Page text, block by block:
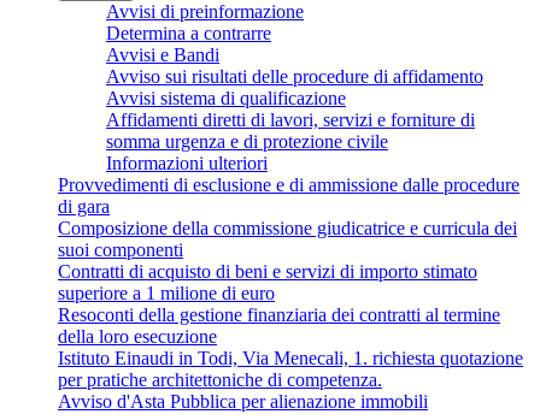
Avvisi di preinformazione
Determina a contrarre
Avvisi e Bandi
Avviso sui risultati delle procedure di affidamento
Avvisi sistema di qualificazione
Affidamenti diretti di lavori, servizi e forniture di
somma urgenza e di protezione civile
Informazioni ulteriori
Provvedimenti di esclusione e di ammissione dalle procedure
di gara
Composizione della commissione giudicatrice e curricula dei
suoi componenti
Contratti di acquisto di beni e servizi di importo stimato
superiore a 1 milione di euro
Resoconti della gestione finanziaria dei contratti al termine
della loro esecuzione
Istituto Einaudi in Todi, Via Menecali, 1. richiesta quotazione
per pratiche architettoniche di competenza.
Avviso d'Asta Pubblica per alienazione immobili